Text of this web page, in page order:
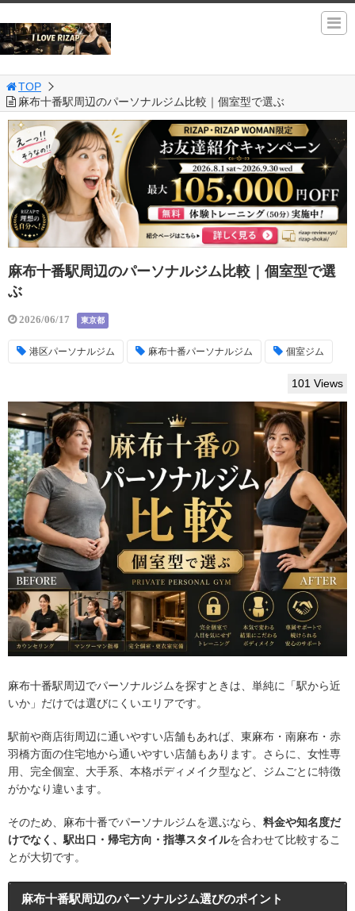
TOP
麻布十番駅周辺のパーソナルジム比較｜個室型で選ぶ
麻布十番駅周辺のパーソナルジム比較｜個室型で選
ぶ
2026/06/17 東京都
港区パーソナルジム 麻布十番パーソナルジム 個室ジム
101 Views
麻布十番駅周辺でパーソナルジムを探すときは、単純に「駅から近
いか」だけでは選びにくいエリアです。
駅前や商店街周辺に通いやすい店舗もあれば、東麻布・南麻布・赤
羽橋方面の住宅地から通いやすい店舗もあります。さらに、女性専
用、完全個室、大手系、本格ボディメイク型など、ジムごとに特徴
がかなり違います。
そのため、麻布十番でパーソナルジムを選ぶなら、 料金や知名度だ
けでなく、駅出口・帰宅方向・指導スタイルを合わせて比較するこ
とが大切です。
麻布十番駅周辺のパーソナルジム選びのポイント